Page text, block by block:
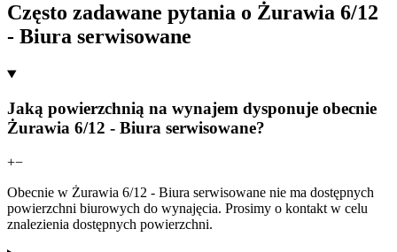
Często zadawane pytania o Żurawia 6/12
- Biura serwisowane
Jaką powierzchnią na wynajem dysponuje obecnie
Żurawia 6/12 - Biura serwisowane?
+−
Obecnie w Żurawia 6/12 - Biura serwisowane nie ma dostępnych
powierzchni biurowych do wynajęcia. Prosimy o kontakt w celu
znalezienia dostępnych powierzchni.